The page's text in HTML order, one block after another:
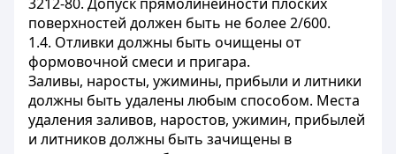
поверхностей должен быть не более 2/600.
1.4. Отливки должны быть очищены от
формовочной смеси и пригара.
Заливы, наросты, ужимины, прибыли и литники
должны быть удалены любым способом. Места
удаления заливов, наростов, ужимин, прибылей
и литников должны быть зачищены в